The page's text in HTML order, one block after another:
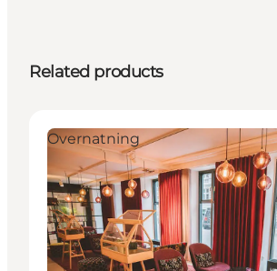
Related products
Overnatning